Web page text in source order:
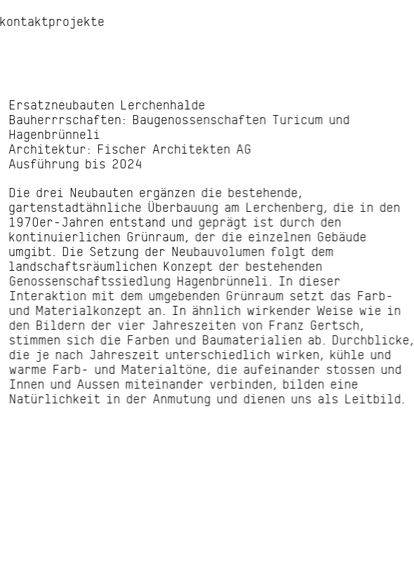
kontaktprojekte
Ersatzneubauten Lerchenhalde
Bauherrrschaften: Baugenossenschaften Turicum und
Hagenbrünneli
Architektur:
Fischer Architekten AG
Ausführung bis 2024
Die drei Neubauten ergänzen die bestehende,
gartenstadtähnliche Überbauung am Lerchenberg, die in den
1970er-Jahren entstand und geprägt ist durch den
kontinuierlichen Grünraum, der die einzelnen Gebäude
umgibt. Die Setzung der Neubauvolumen folgt dem
landschaftsräumlichen Konzept der bestehenden
Genossenschaftssiedlung Hagenbrünneli. In dieser
Interaktion mit dem umgebenden Grünraum setzt das Farb-
und Materialkonzept an. In ähnlich wirkender Weise wie in
den Bildern der vier Jahreszeiten von Franz Gertsch,
stimmen sich die Farben und Baumaterialien ab. Durchblicke,
die je nach Jahreszeit unterschiedlich wirken, kühle und
warme Farb- und Materialtöne, die aufeinander stossen und
Innen und Aussen miteinander verbinden, bilden eine
Natürlichkeit in der Anmutung und dienen uns als Leitbild.